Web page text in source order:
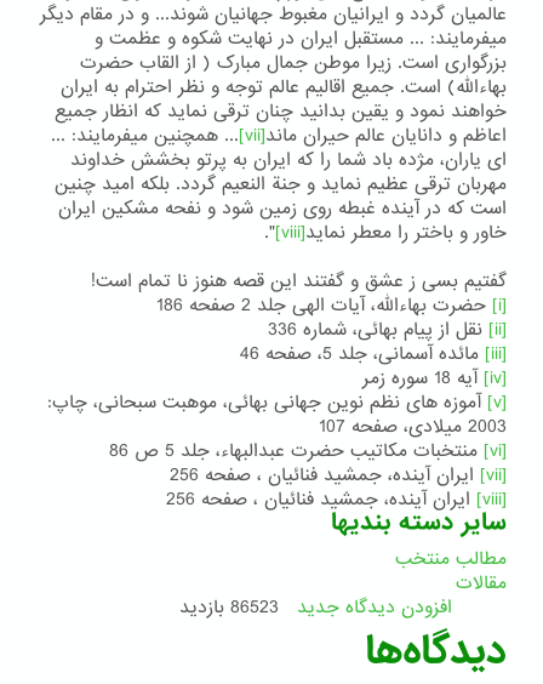
عالمیان گردد و ایرانیان مغبوط جهانیان شوند... و در مقام دیگر
میفرمایند: ... مستقبل ایران در نهایت شکوه و عظمت و
بزرگواری است. زیرا موطن جمال مبارک ( از القاب حضرت
بهاءالله) است. جمیع اقالیم عالم توجه و نظر احترام به ایران
خواهند نمود و یقین بدانید چنان ترقی نماید که انظار جمیع
اعاظم و دانایان عالم حیران ماند[vii]
... همچنین میفرمایند: ...
ای یاران، مژده باد شما را که ایران به پرتو بخشش خداوند
مهربان ترقی عظیم نماید و جنة النعیم گردد. بلکه امید چنین
است که در آینده غبطه روی زمین شود و نفحه مشکین ایران
خاور و باختر را معطر نماید[viii]
".
گفتیم بسی ز عشق و گفتند این قصه هنوز نا تمام است!
[i] حضرت بهاءالله، آیات الهی جلد 2 صفحه 186
[ii]
نقل از پیام بهائی، شماره 336
[iii]
مائده آسمانی، جلد 5، صفحه 46
[iv]
آیه 18 سوره زمر
[v]
آموزه های نظم نوین جهانی بهائی، موهبت سبحانی، چاپ:
2003 میلادی، صفحه 107
[vi]
منتخبات مکاتیب حضرت عبدالبهاء، جلد 5 ص 86
[vii]
ایران آینده، جمشید فنائیان ، صفحه 256
[viii]
ایران آینده، جمشید فنائیان ، صفحه 256
سایر دسته بندیها
مطالب منتخب
مقالات
افزودن دیدگاه جدید
86523 بازدید
دیدگاه‌ها